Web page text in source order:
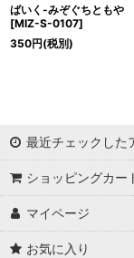
ばいく-みぞぐちともや
[MIZ-S-0107]
350円(税別)
最近チェックした
ショッピングカー
マイページ
お気に入り